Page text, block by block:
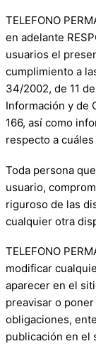
TELEFONO
en adelante
usuarios el
cumplimiento a
34/2002, de 11
Información y de
166, así como
respecto a
Toda persona
usuario,
riguroso de las
cualquier otra
TELEFONO
modificar
aparecer en el
preavisar o
obligaciones,
publicación en el